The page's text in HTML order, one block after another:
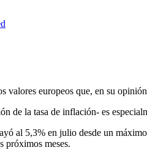
valores europeos que, en su
de la tasa de inflación- es
al 5,3% en julio desde un
próximos meses.